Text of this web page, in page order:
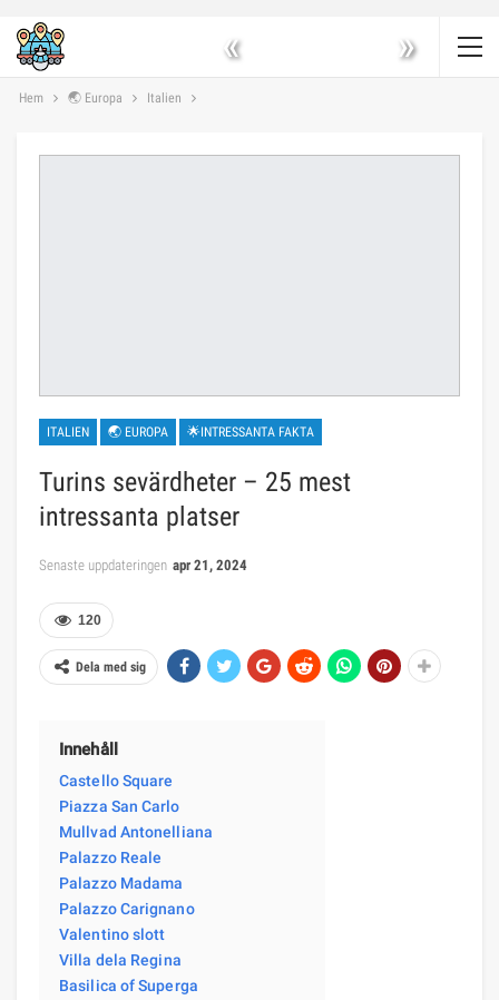
« »
Hem 🌏 Europa Italien
ITALIEN 🌏 EUROPA 🌟INTRESSANTA FAKTA
Turins sevärdheter – 25 mest
intressanta platser
Senaste uppdateringen apr 21, 2024
120
Dela med sig
Innehåll
Castello Square
Piazza San Carlo
Mullvad Antonelliana
Palazzo Reale
Palazzo Madama
Palazzo Carignano
Valentino slott
Villa dela Regina
Basilica of Superga